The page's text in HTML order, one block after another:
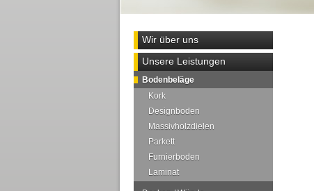
Wir über uns
Unsere Leistungen
Bodenbeläge
Kork
Designboden
Massivholzdielen
Parkett
Furnierboden
Laminat